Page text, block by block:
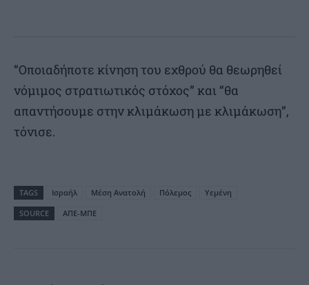
“Οποιαδήποτε κίνηση του εχθρού θα θεωρηθεί
νόμιμος στρατιωτικός στόχος” και “θα
απαντήσουμε στην κλιμάκωση με κλιμάκωση”,
τόνισε.
TAGS Ισραήλ Μέση Ανατολή Πόλεμος
Υεμένη
SOURCE
ΑΠΕ-ΜΠΕ